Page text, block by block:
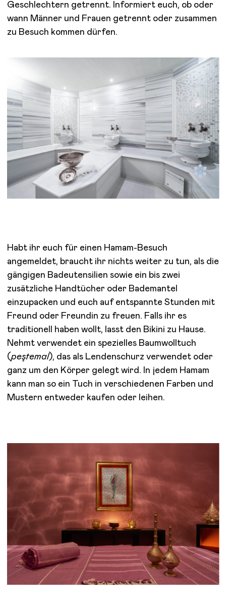
Geschlechtern getrennt. Informiert euch, ob oder
wann Männer und Frauen getrennt oder zusammen
zu Besuch kommen dürfen.
Habt ihr euch für einen Hamam-Besuch
angemeldet, braucht ihr nichts weiter zu tun, als die
gängigen Badeutensilien sowie ein bis zwei
zusätzliche Handtücher oder Bademantel
einzupacken und euch auf entspannte Stunden mit
Freund oder Freundin zu freuen. Falls ihr es
traditionell haben wollt, lasst den Bikini zu Hause.
Nehmt verwendet ein spezielles Baumwolltuch
(peştemal), das als Lendenschurz verwendet oder
ganz um den Körper gelegt wird. In jedem Hamam
kann man so ein Tuch in verschiedenen Farben und
Mustern entweder kaufen oder leihen.